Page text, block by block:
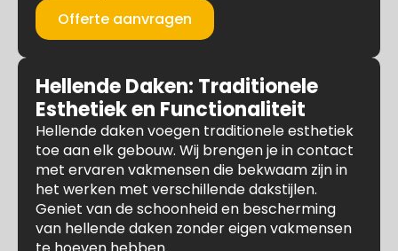
Offerte aanvragen
Hellende Daken: Traditionele
Esthetiek en Functionaliteit
Hellende daken voegen traditionele esthetiek
toe aan elk gebouw. Wij brengen je in contact
met ervaren vakmensen die bekwaam zijn in
het werken met verschillende dakstijlen.
Geniet van de schoonheid en bescherming
van hellende daken zonder eigen vakmensen